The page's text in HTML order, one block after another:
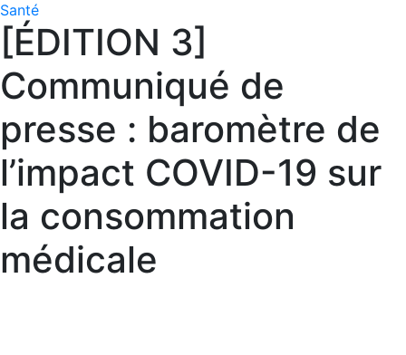
Santé
[ÉDITION 3]
Communiqué de
presse : baromètre de
l’impact COVID-19 sur
la consommation
médicale